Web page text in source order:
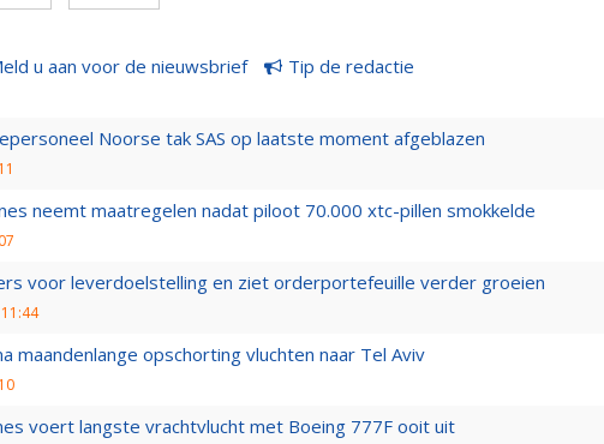
u aan voor de nieuwsbrief Tip de redactie
Noorse tak SAS op laatste moment afgeblazen
neemt maatregelen nadat piloot 70.000 xtc-pillen smokkelde
voor leverdoelstelling en ziet orderportefeuille verder groeien
maandenlange opschorting vluchten naar Tel Aviv
voert langste vrachtvlucht met Boeing 777F ooit uit